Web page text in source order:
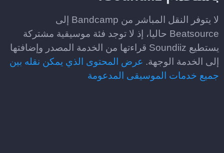
لا يتوفر النقل المباشر من Bandcamp إلى
Beatsource حاليا، إذ لا توجد فئة موسيقية مشتركة
يستطيع Soundiiz قراءتها من الخدمة المصدر وإضافتها
إلى الخدمة الوجهة. عرض المحتوى الذي يمكن نقله بين
جميع خدمات الموسيقى المدعومة